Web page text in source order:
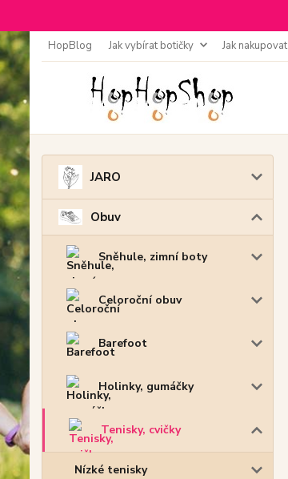
HopBlog Jak vybírat botičky Jak nakupovat
JARO
Obuv
Sněhule, zimní boty
Celoroční obuv
Barefoot
Holinky, gumáčky
Tenisky, cvičky
Nízké tenisky